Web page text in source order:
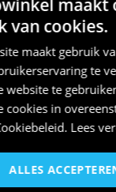
€24,95
v hals t-shirt prinses
van cookies.
maakt gebruik
te
website te
cookies in
. Lees
ALLES